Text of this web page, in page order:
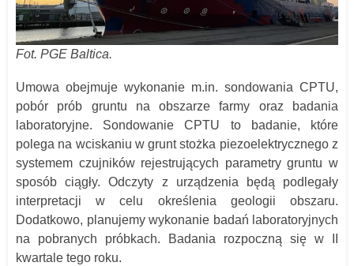
Fot. PGE Baltica.
Umowa obejmuje wykonanie m.in. sondowania CPTU,
pobór prób gruntu na obszarze farmy oraz badania
laboratoryjne. Sondowanie CPTU to badanie, które
polega na wciskaniu w grunt stożka piezoelektrycznego z
systemem czujników rejestrujących parametry gruntu w
sposób ciągły. Odczyty z urządzenia będą podlegały
interpretacji w celu określenia geologii obszaru.
Dodatkowo, planujemy wykonanie badań laboratoryjnych
na pobranych próbkach. Badania rozpoczną się w II
kwartale tego roku.